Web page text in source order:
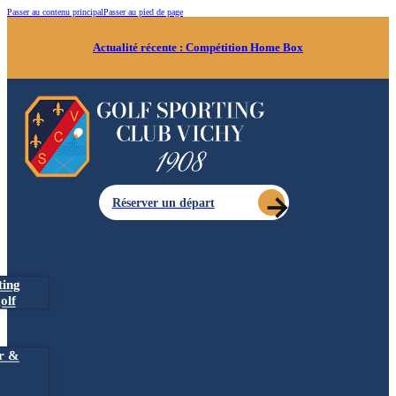
Passer au contenu principalPasser au pied de page
Actualité récente : Compétition Home Box
Réserver un départ
&